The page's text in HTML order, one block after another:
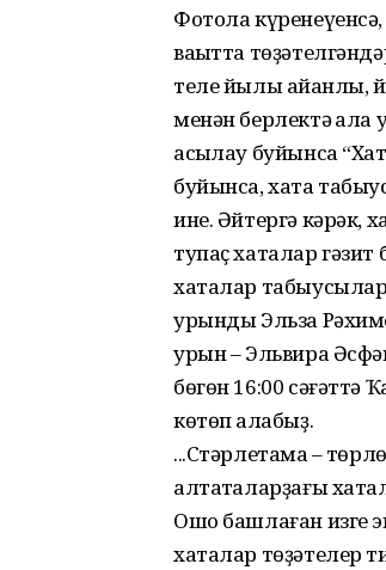
Фотола
ваҡытта
теле йылы айҡанлы,
менән берлектә
асыҡлау буйынса
буйынса, хата
ине. Әйтергә кәрәк,
тупаҫ хаталар
хаталар
урынды Эльза
урын – Эльвира
бөгөн 16:00 сәғәттә
көтөп ҡалабыҙ.
...Стәрлетамаҡ –
алтаҡталарҙағы
Ошо башлаған изге
хаталар төҙәтелер